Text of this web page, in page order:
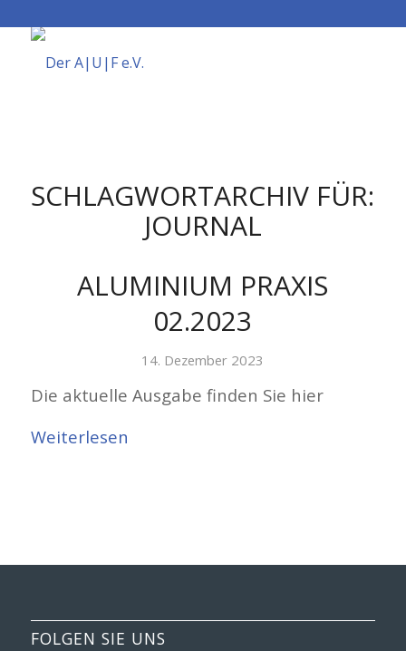
SCHLAGWORTARCHIV FÜR:
JOURNAL
ALUMINIUM PRAXIS
02.2023
14. Dezember 2023
Die aktuelle Ausgabe finden Sie hier
Weiterlesen
FOLGEN SIE UNS